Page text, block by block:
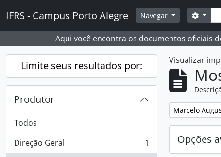
IFRS - Campus Porto Alegre Navegar Buscar
Aqui você encontra os documentos oficiais
Limite seus resultados por:
Produtor
Todos
Direção Geral
, 1 resultados
1
Visualizar
Remover filtro:
Marcelo
Opções